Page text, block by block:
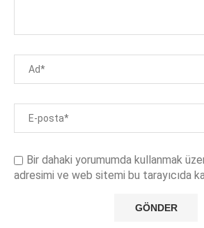
Bir dahaki yorumumda kullanmak
adresimi ve web sitemi bu tarayıcıda